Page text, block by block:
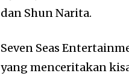
dan Shun Narita.
Seven Seas
yang menceritakan